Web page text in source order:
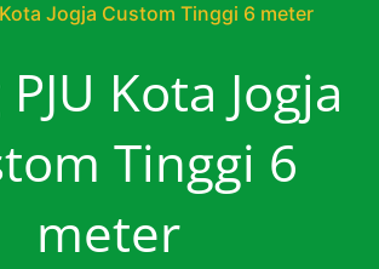
Jogja Custom Tinggi 6 meter
Kota Jogja
Tinggi 6
meter